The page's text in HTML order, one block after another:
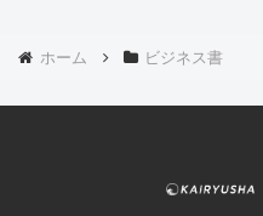
ホーム ビジネス書